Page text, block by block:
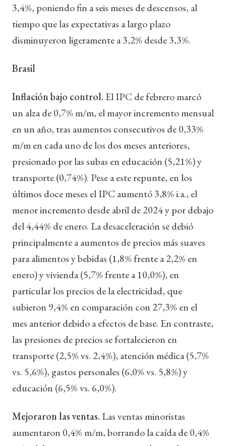
3,4%, poniendo fin a seis meses de descensos, al
tiempo que las expectativas a largo plazo
disminuyeron ligeramente a 3,2% desde 3,3%.
Brasil
Inflación bajo control. El IPC de febrero marcó
un alza de 0,7% m/m, el mayor incremento mensual
en un año, tras aumentos consecutivos de 0,33%
m/m en cada uno de los dos meses anteriores,
presionado por las subas en educación (5,21%) y
transporte (0,74%). Pese a este repunte, en los
últimos doce meses el IPC aumentó 3,8% i.a., el
menor incremento desde abril de 2024 y por debajo
del 4,44% de enero. La desaceleración se debió
principalmente a aumentos de precios más suaves
para alimentos y bebidas (1,8% frente a 2,2% en
enero) y vivienda (5,7% frente a 10,0%), en
particular los precios de la electricidad, que
subieron 9,4% en comparación con 27,3% en el
mes anterior debido a efectos de base. En contraste,
las presiones de precios se fortalecieron en
transporte (2,5% vs. 2,4%), atención médica (5,7%
vs. 5,6%), gastos personales (6,0% vs. 5,8%) y
educación (6,5% vs. 6,0%).
Mejoraron las ventas. Las ventas minoristas
aumentaron 0,4% m/m, borrando la caída de 0,4%